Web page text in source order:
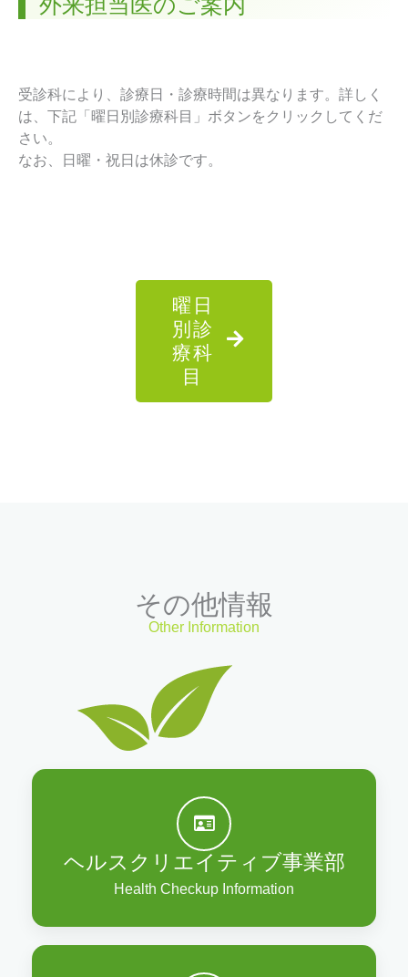
受診科により、診療日・診療時間は異なります。詳しく
は、下記「曜日別診療科目」ボタンをクリックしてくだ
さい。
なお、日曜・祝日は休診です。
曜日
別診
療科
目
その他情報
Other Information
ヘルスクリエイティブ事業部
Health Checkup Information